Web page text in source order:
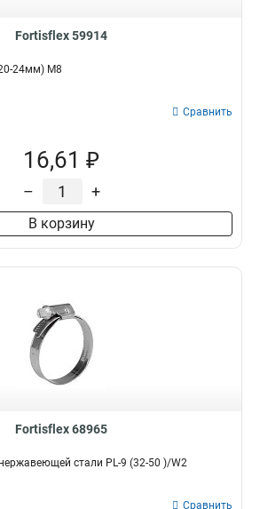
Fortisflex 59914
24мм) М8
Сравнить
16,61 ₽
– +
В корзину
Fortisflex 68965
стали PL-9 (32-50 )/W2
Сравнить